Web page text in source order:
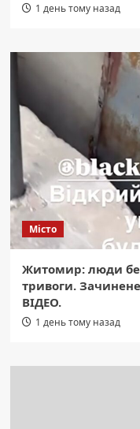
1 день тому назад
Місто
Житомир: люди
тривоги.
ВІДЕО.
1 день тому назад